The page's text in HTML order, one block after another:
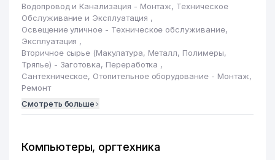
Водопровод и Канализация - Монтаж, Техническое
Обслуживание и Эксплуатация ,
Освещение уличное - Техническое обслуживание,
Эксплуатация ,
Вторичное сырье (Макулатура, Металл, Полимеры,
Тряпье) - Заготовка, Переработка ,
Сантехническое, Отопительное оборудование - Монтаж,
Ремонт
Смотреть больше
Компьютеры, оргтехника